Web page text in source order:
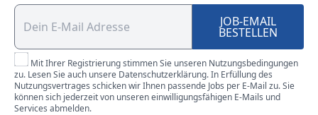
JOB-EMAIL
BESTELLEN
Mit Ihrer Registrierung stimmen Sie unseren Nutzungsbedingungen
zu. Lesen Sie auch unsere Datenschutzerklärung. In Erfüllung des
Nutzungsvertrages schicken wir Ihnen passende Jobs per E-Mail zu. Sie
können sich jederzeit von unseren einwilligungsfähigen E-Mails und
Services abmelden.